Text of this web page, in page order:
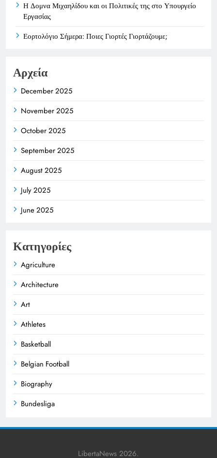
Η Δομνα Μιχαηλίδου και οι Πολιτικές της στο Υπουργείο
Εργασίας
Εορτολόγιο Σήμερα: Ποιες Γιορτές Γιορτάζουμε;
Αρχεία
December 2025
November 2025
October 2025
September 2025
August 2025
July 2025
June 2025
Κατηγορίες
Agriculture
Architecture
Art
Athletes
Basketball
Belgian Football
Biography
Bundesliga
LibertaNews 2026.